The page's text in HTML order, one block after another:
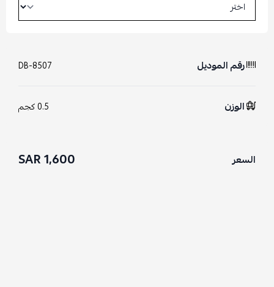
رقم الموديل DB-8507
الوزن 0.5 كجم
السعر 1,600 SAR